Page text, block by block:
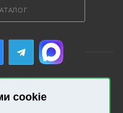
cookie
права защищены.